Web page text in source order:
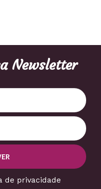
Newsletter
de privacidade